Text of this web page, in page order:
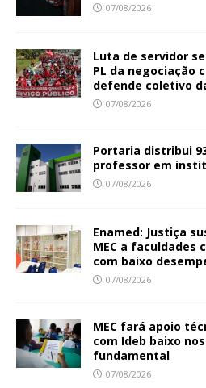
07/08/2026
Luta de servidor
PL da negociação
defende coletivo
07/08/2026
Portaria distribui
professor em
07/08/2026
Enamed: Justiça
MEC a faculdades
com baixo
07/08/2026
MEC fará apoio
com Ideb baixo
fundamental
07/08/2026